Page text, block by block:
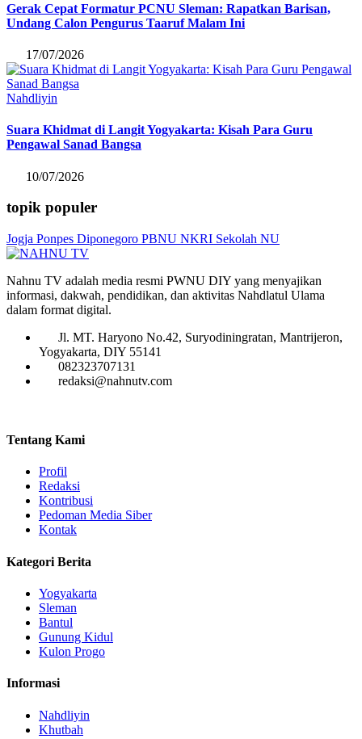
Gerak Cepat Formatur PCNU Sleman: Rapatkan Barisan,
Undang Calon Pengurus Taaruf Malam Ini
17/07/2026
Nahdliyin
Suara Khidmat di Langit Yogyakarta: Kisah Para Guru
Pengawal Sanad Bangsa
10/07/2026
topik populer
Jogja Ponpes Diponegoro PBNU NKRI Sekolah NU
Nahnu TV adalah media resmi PWNU DIY yang menyajikan
informasi, dakwah, pendidikan, dan aktivitas Nahdlatul Ulama
dalam format digital.
Jl. MT. Haryono No.42, Suryodiningratan, Mantrijeron,
Yogyakarta, DIY 55141
082323707131
redaksi@nahnutv.com
Tentang Kami
Profil
Redaksi
Kontribusi
Pedoman Media Siber
Kontak
Kategori Berita
Yogyakarta
Sleman
Bantul
Gunung Kidul
Kulon Progo
Informasi
Nahdliyin
Khutbah